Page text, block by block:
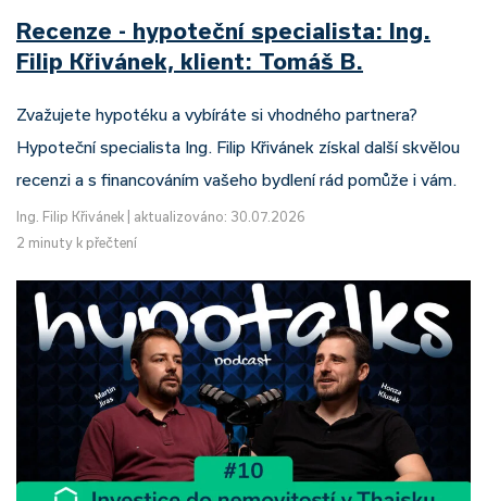
Recenze - hypoteční specialista: Ing.
Filip Křivánek, klient: Tomáš B.
Zvažujete hypotéku a vybíráte si vhodného partnera?
Hypoteční specialista Ing. Filip Křivánek získal další skvělou
recenzi a s financováním vašeho bydlení rád pomůže i vám.
Ing. Filip Křivánek
aktualizováno: 30.07.2026
2 minuty k přečtení